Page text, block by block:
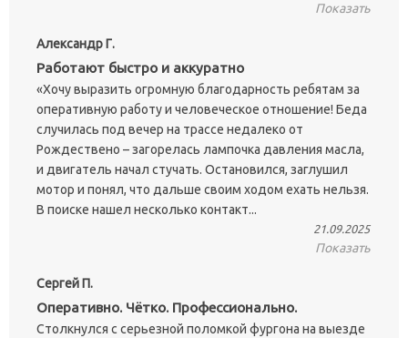
Показать
Александр Г.
Работают быстро и аккуратно
«Хочу выразить огромную благодарность ребятам за
оперативную работу и человеческое отношение! Беда
случилась под вечер на трассе недалеко от
Рождествено – загорелась лампочка давления масла,
и двигатель начал стучать. Остановился, заглушил
мотор и понял, что дальше своим ходом ехать нельзя.
В поиске нашел несколько контакт...
21.09.2025
Показать
Сергей П.
Оперативно. Чётко. Профессионально.
Столкнулся с серьезной поломкой фургона на выезде